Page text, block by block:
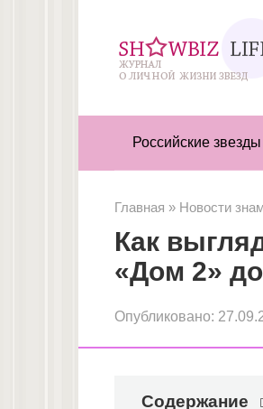
Российские звезды
Главная » Новости
Как
«Дом 2»
Опубликовано:
Содержание